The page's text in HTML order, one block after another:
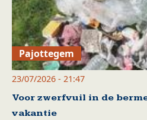
Pajottegem
23/07/2026 - 21:47
Voor zwerfvuil in de
vakantie